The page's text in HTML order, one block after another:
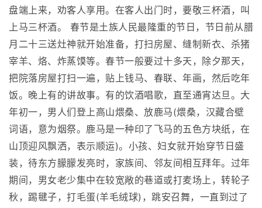
盘端上来，劝客人享用。在客人出门时，要敬三杯酒，叫
上马三杯酒。 春节是土族人民最隆重的节日，节日前从腊
月二十三送灶神就开始准备，打扫房屋、缝制新衣、杀猪
宰羊、烙、炸蒸馍等。春节一般要过十多天，除夕那天，
把院落房屋打扫一遍，贴上钱马、春联、年画，然后吃年
饭。晚上有的讲故事。有的饮酒唱歌，直至通宵达旦。大
年初一，男人们登上高山煨桑、放鹿马(煨桑，汉藏合壁
词语，意为烟祭。鹿马是一种印了飞马的五色方块纸，在
山顶迎风飘洒，表示顺运)。小孩、妇女就开始穿节日盛
装，待东方朦朦发亮时，家族间、邻友间相互拜年。过年
期间，男女老少集中在较宽敞的巷道或打麦场上，转轮子
秋，踢毽子，打毛蛋(羊毛绒球)，跳安召舞，一直到过了